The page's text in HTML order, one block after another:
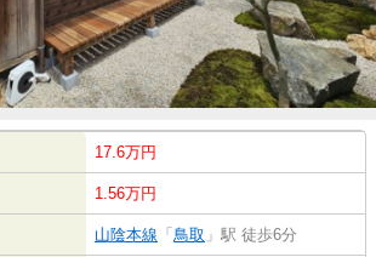
17.6万円
1.56万円
山陰本線 「 鳥取 」駅 徒歩6分